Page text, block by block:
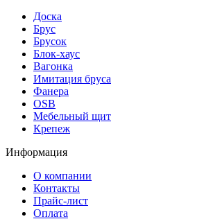
Доска
Брус
Брусок
Блок-хаус
Вагонка
Имитация бруса
Фанера
OSB
Мебельный щит
Крепеж
Информация
О компании
Контакты
Прайс-лист
Оплата